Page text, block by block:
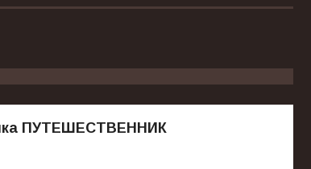
ПУТЕШЕСТВЕННИК